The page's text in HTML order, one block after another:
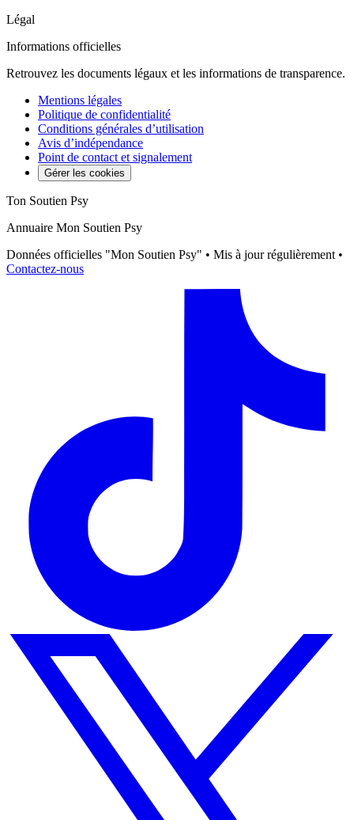
Légal
Informations officielles
Retrouvez les documents légaux et les informations de transparence.
Mentions légales
Politique de confidentialité
Conditions générales d’utilisation
Avis d’indépendance
Point de contact et signalement
Gérer les cookies
Ton Soutien Psy
Annuaire Mon Soutien Psy
Données officielles "Mon Soutien Psy" • Mis à jour régulièrement •
Contactez-nous